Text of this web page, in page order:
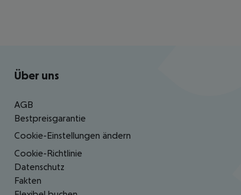
Footer navigation
Über uns
AGB
Bestpreisgarantie
Cookie-Einstellungen ändern
Cookie-Richtlinie
Datenschutz
Fakten